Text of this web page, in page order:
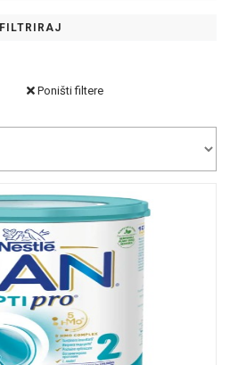
FILTRIRAJ
Poništi filtere